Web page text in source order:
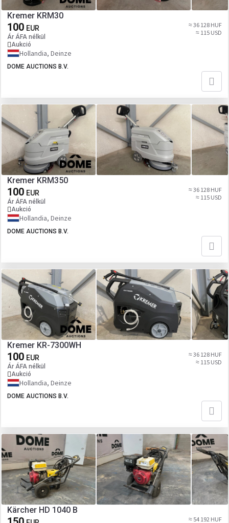
Kremer KRM30
100 EUR
Ár ÁFA nélkül
Aukció
≈ 36 128 HUF
≈ 115 USD
Hollandia, Deinze
DOME AUCTIONS B.V.
Kremer KRM350
100 EUR
Ár ÁFA nélkül
Aukció
≈ 36 128 HUF
≈ 115 USD
Hollandia, Deinze
DOME AUCTIONS B.V.
Kremer KR-7300WH
100 EUR
Ár ÁFA nélkül
Aukció
≈ 36 128 HUF
≈ 115 USD
Hollandia, Deinze
DOME AUCTIONS B.V.
Kärcher HD 1040 B
≈ 54 192 HUF